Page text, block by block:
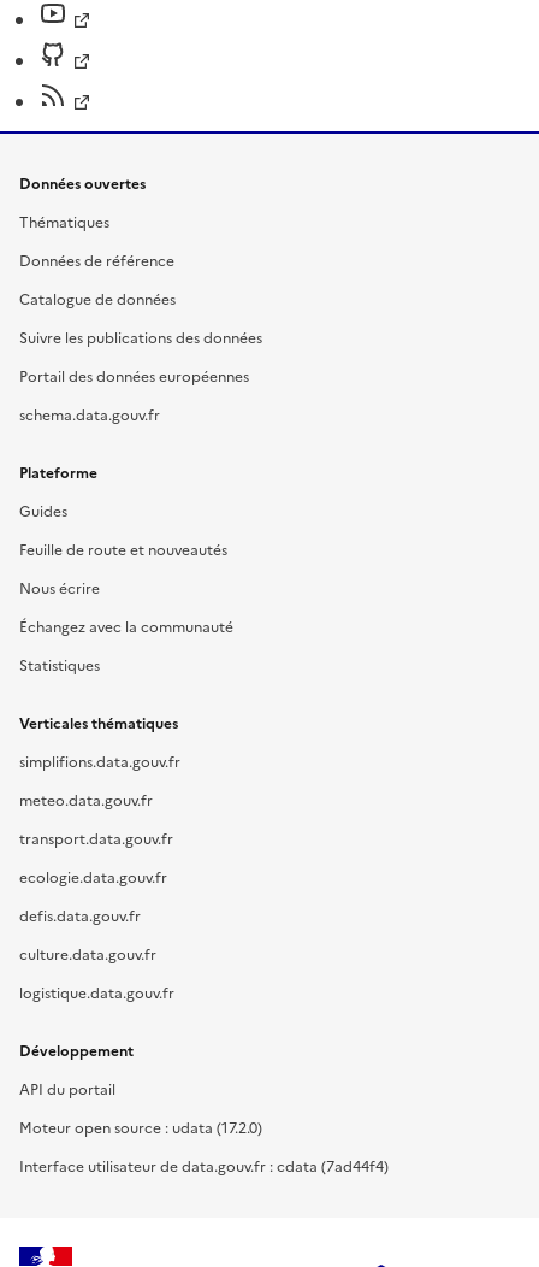
Données ouvertes
Thématiques
Données de référence
Catalogue de données
Suivre les publications des données
Portail des données européennes
schema.data.gouv.fr
Plateforme
Guides
Feuille de route et nouveautés
Nous écrire
Échangez avec la communauté
Statistiques
Verticales thématiques
simplifions.data.gouv.fr
meteo.data.gouv.fr
transport.data.gouv.fr
ecologie.data.gouv.fr
defis.data.gouv.fr
culture.data.gouv.fr
logistique.data.gouv.fr
Développement
API du portail
Moteur open source : udata (17.2.0)
Interface utilisateur de data.gouv.fr : cdata (7ad44f4)